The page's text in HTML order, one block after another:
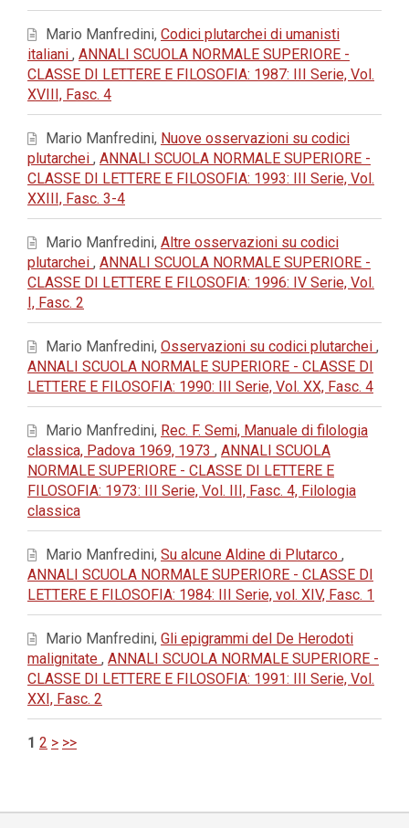
Mario Manfredini, Codici plutarchei di umanisti
italiani , ANNALI SCUOLA NORMALE SUPERIORE -
CLASSE DI LETTERE E FILOSOFIA: 1987: III Serie, Vol.
XVIII, Fasc. 4
Mario Manfredini, Nuove osservazioni su codici
plutarchei , ANNALI SCUOLA NORMALE SUPERIORE -
CLASSE DI LETTERE E FILOSOFIA: 1993: III Serie, Vol.
XXIII, Fasc. 3-4
Mario Manfredini, Altre osservazioni su codici
plutarchei , ANNALI SCUOLA NORMALE SUPERIORE -
CLASSE DI LETTERE E FILOSOFIA: 1996: IV Serie, Vol.
I, Fasc. 2
Mario Manfredini, Osservazioni su codici plutarchei ,
ANNALI SCUOLA NORMALE SUPERIORE - CLASSE DI
LETTERE E FILOSOFIA: 1990: III Serie, Vol. XX, Fasc. 4
Mario Manfredini, Rec. F. Semi, Manuale di filologia
classica, Padova 1969, 1973 , ANNALI SCUOLA
NORMALE SUPERIORE - CLASSE DI LETTERE E
FILOSOFIA: 1973: III Serie, Vol. III, Fasc. 4, Filologia
classica
Mario Manfredini, Su alcune Aldine di Plutarco ,
ANNALI SCUOLA NORMALE SUPERIORE - CLASSE DI
LETTERE E FILOSOFIA: 1984: III Serie, vol. XIV, Fasc. 1
Mario Manfredini, Gli epigrammi del De Herodoti
malignitate , ANNALI SCUOLA NORMALE SUPERIORE -
CLASSE DI LETTERE E FILOSOFIA: 1991: III Serie, Vol.
XXI, Fasc. 2
1 2 > >>